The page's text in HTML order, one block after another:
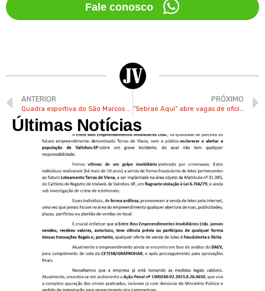
Fale conosco
ANTERIOR
Quadra esportiva do São Marcos em Valinhos será entregue nesta 4ª
PRÓXIMO
“Sebrae Aqui” abre vagas de oficina para empreendedores em Valinhos
Últimas Notícias